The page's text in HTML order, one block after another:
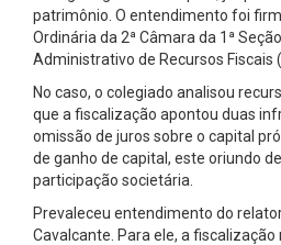
patrimônio. O entendimento foi
Ordinária da 2ª Câmara da 1ª
Administrativo de Recursos Fiscais
No caso, o colegiado analisou
que a fiscalização apontou duas
omissão de juros sobre o capital
de ganho de capital, este oriundo
participação societária.
Prevaleceu entendimento do
Cavalcante. Para ele, a